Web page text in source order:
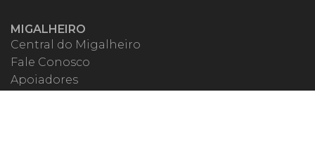
MIGALHEIRO
Central do Migalheiro
Fale Conosco
Apoiadores